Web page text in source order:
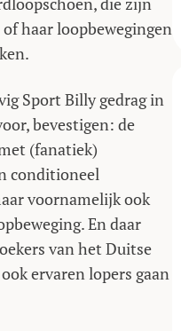
haar loopbewegingen
Sport Billy gedrag in
bevestigen: de
(fanatiek)
conditioneel
voornamelijk ook
En daar
van het Duitse
ervaren lopers gaan